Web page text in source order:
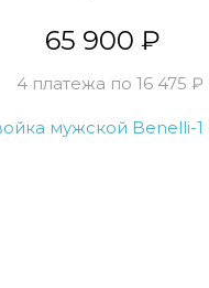
65 900 ₽
4 платежа по 16 475 ₽